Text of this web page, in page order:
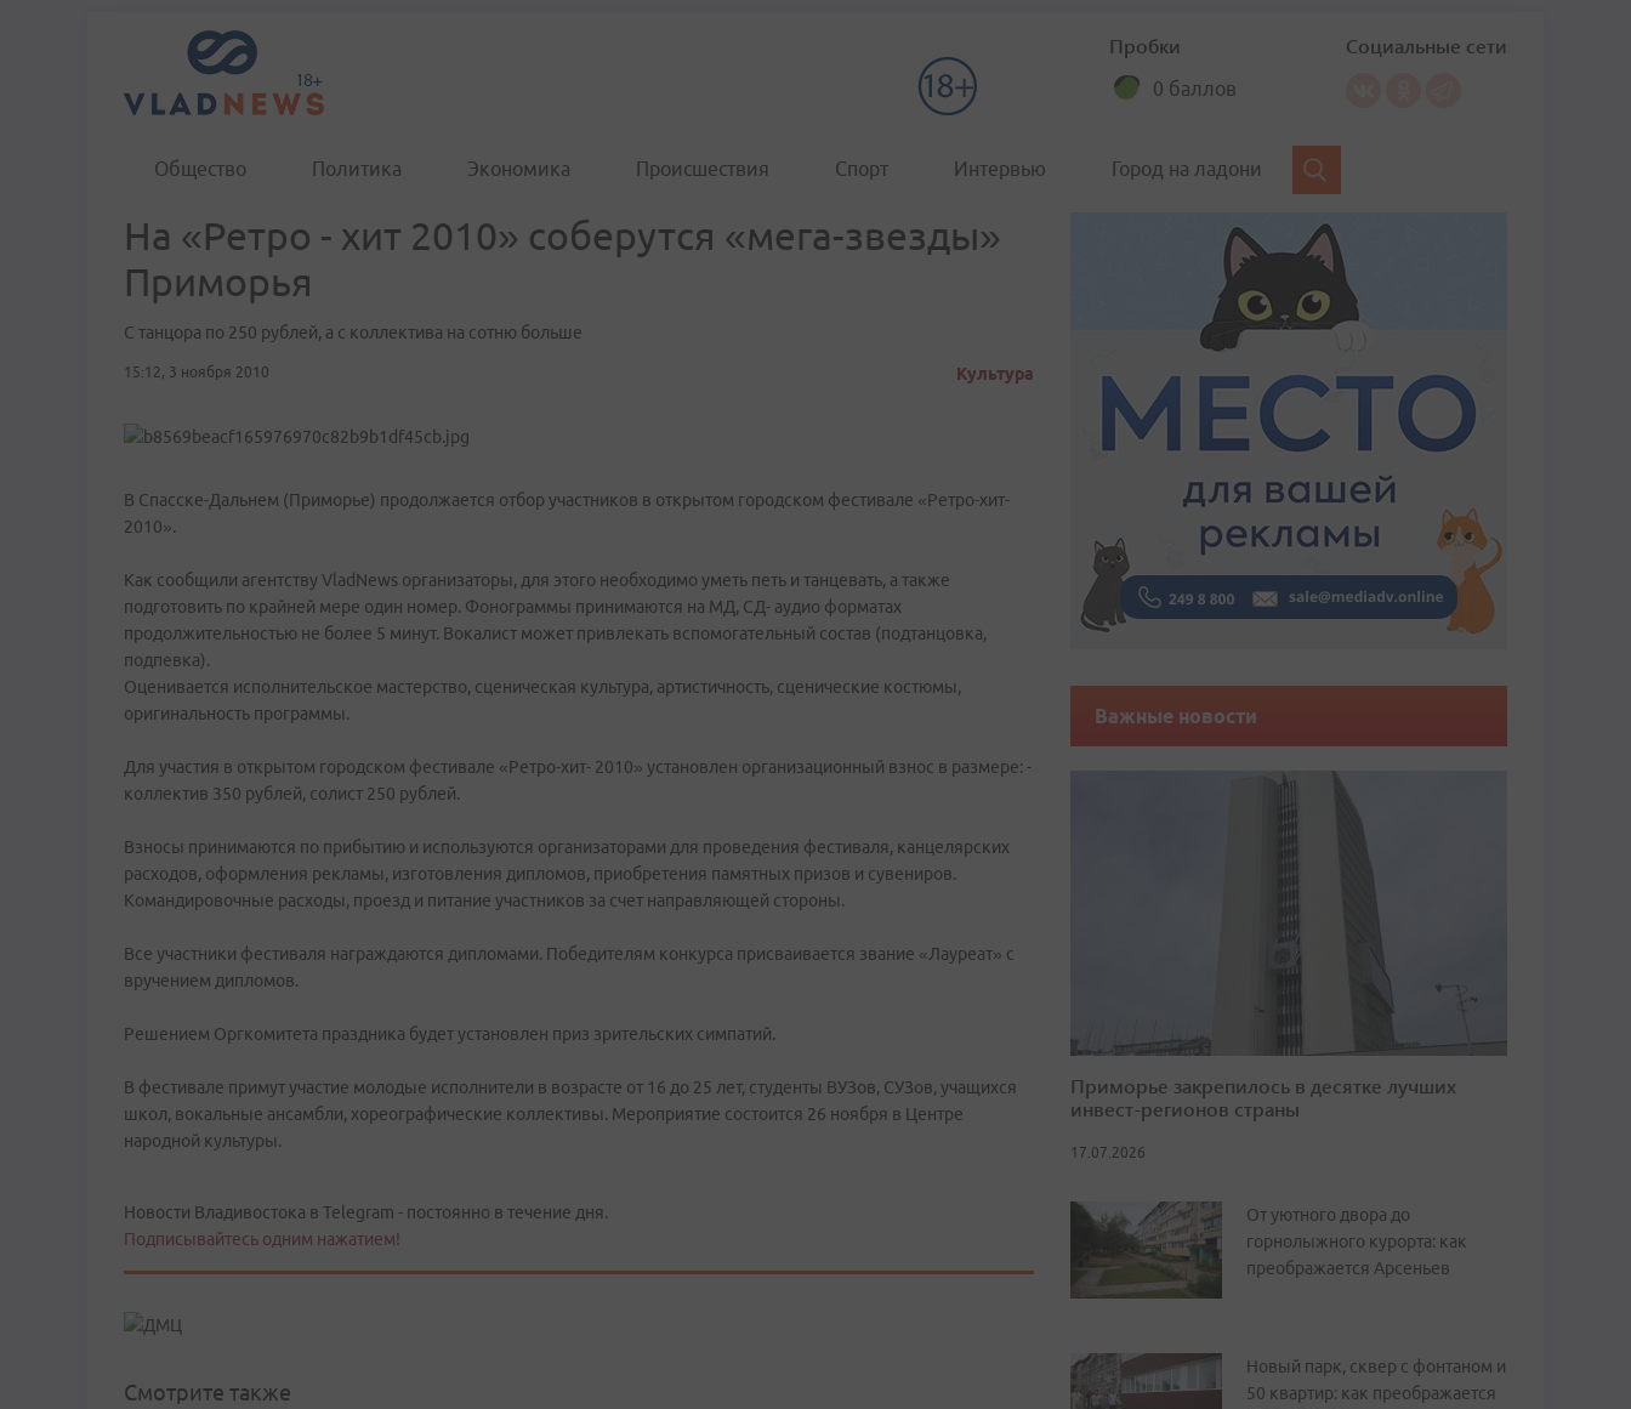
Пробки
0 баллов
Социальные сети
Общество Политика Экономика Происшествия Спорт Интервью Город на ладони
На «Ретро - хит 2010» соберутся «мега-звезды»
Приморья
С танцора по 250 рублей, а с коллектива на сотню больше
15:12, 3 ноября 2010 Культура
В Спасске-Дальнем (Приморье) продолжается отбор участников в открытом городском фестивале «Ретро-хит-
2010».
Как сообщили агентству VladNews организаторы, для этого необходимо уметь петь и танцевать, а также
подготовить по крайней мере один номер. Фонограммы принимаются на МД, СД- аудио форматах
продолжительностью не более 5 минут. Вокалист может привлекать вспомогательный состав (подтанцовка,
подпевка).
Оценивается исполнительское мастерство, сценическая культура, артистичность, сценические костюмы,
оригинальность программы.
Для участия в открытом городском фестивале «Ретро-хит- 2010» установлен организационный взнос в размере: -
коллектив 350 рублей, солист 250 рублей.
Взносы принимаются по прибытию и используются организаторами для проведения фестиваля, канцелярских
расходов, оформления рекламы, изготовления дипломов, приобретения памятных призов и сувениров.
Командировочные расходы, проезд и питание участников за счет направляющей стороны.
Все участники фестиваля награждаются дипломами. Победителям конкурса присваивается звание «Лауреат» с
вручением дипломов.
Решением Оргкомитета праздника будет установлен приз зрительских симпатий.
В фестивале примут участие молодые исполнители в возрасте от 16 до 25 лет, студенты ВУЗов, СУЗов, учащихся
школ, вокальные ансамбли, хореографические коллективы. Мероприятие состоится 26 ноября в Центре
народной культуры.
Новости Владивостока в Telegram - постоянно в течение дня.
Подписывайтесь одним нажатием!
Смотрите также
Важные новости
Приморье закрепилось в десятке лучших
инвест-регионов страны
17.07.2026
От уютного двора до
горнолыжного курорта: как
преображается Арсеньев
Новый парк, сквер с фонтаном и
50 квартир: как преображается